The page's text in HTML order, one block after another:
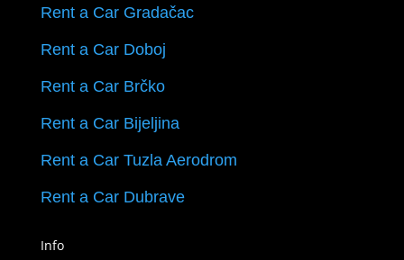
Rent a Car Gradačac
Rent a Car Doboj
Rent a Car Brčko
Rent a Car Bijeljina
Rent a Car Tuzla Aerodrom
Rent a Car Dubrave
Info